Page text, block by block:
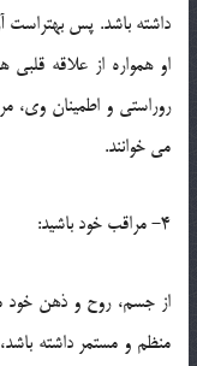
داشته باشد. پس بهتراست
او همواره از علاقه
روراستي و اطمينان وي،
مي خوانند.
4- مراقب خود باشيد:
از جسم، روح و ذهن خود
منظم و مستمر داشته